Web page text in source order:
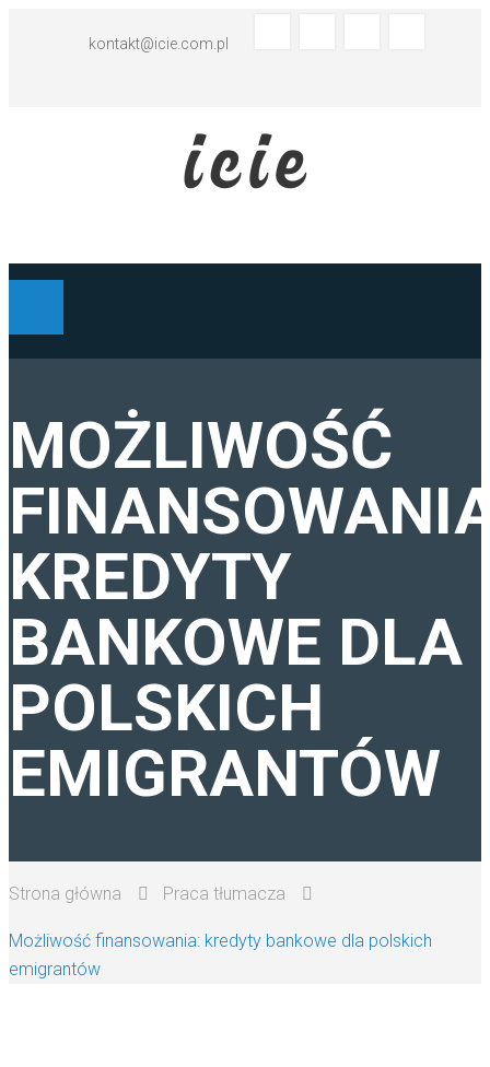
kontakt@icie.com.pl
TŁUMACZENIA HISZPAŃSKI
TŁUMACZENIA ANGIELSKI
PRACA TŁUMACZA
MOŻLIWOŚĆ
KREDYTY
BANKOWE DLA
POLSKICH
EMIGRANTÓW
Strona główna Praca tłumacza
Możliwość finansowania: kredyty bankowe dla polskich
emigrantów